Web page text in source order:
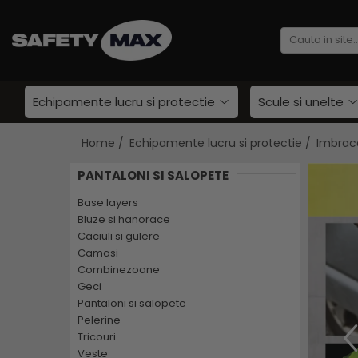
Echipamente lucru si protectie
Imbracaminte lucru
Bluze si hanorace
Caciuli si gulere
Pantaloni si salopete
Scule si unelte
Unelte gradinarit
Atomizoare si stropitori
Seturi unelte gradinarit
Accesorii gradinarit
Macete si seceri
Furci si greble
Pistoale de udat si aspersoare
Sere si paturi
Unelte constructii
Echipamente lucru si protectie Scule si unelte
Home / Echipamente lucru si protectie /
PANTALONI SI SALOPETE
Base layers
Bluze si hanorace
Caciuli si gulere
Camasi
Combinezoane
Geci
Pantaloni si salopete
Pelerine
Tricouri
Veste